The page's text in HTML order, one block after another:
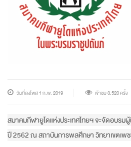
วันที่ลงโพส 1 ก.พ. 2019 เข้าชม 3,520 ครั้ง
สมาคมกีฬายูโดแห่งประเทศไทยฯ จะจัดอบร
ปี 2562 ณ สถาบันการพลศึกษา วิทยาเขตเพ